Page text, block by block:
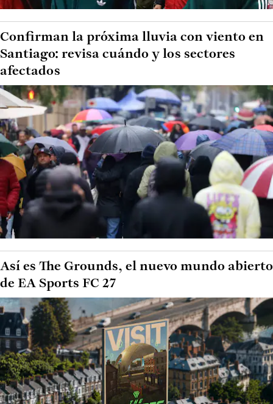
Confirman la próxima lluvia con viento en
Santiago: revisa cuándo y los sectores
afectados
Así es The Grounds, el nuevo mundo abierto
de EA Sports FC 27